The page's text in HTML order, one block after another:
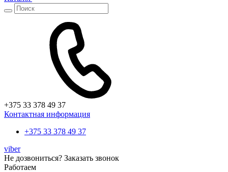
+375 33 378 49 37
Контактная информация
+375 33 378 49 37
viber
Не дозвониться? Заказать звонок
Работаем